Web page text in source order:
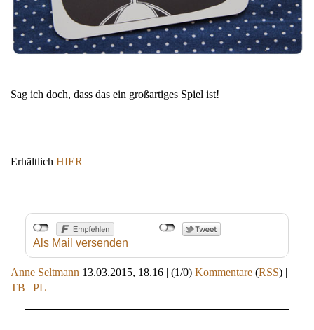
Sag ich doch, dass das ein großartiges Spiel ist!
Erhältlich HIER
Als Mail versenden
Anne Seltmann 13.03.2015, 18.16 | (1/0) Kommentare (RSS) |
TB | PL